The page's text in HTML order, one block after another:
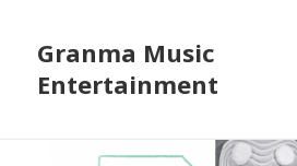
Granma Music
Entertainment